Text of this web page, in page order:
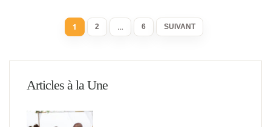
1 2 … 6 SUIVANT
Articles à la Une